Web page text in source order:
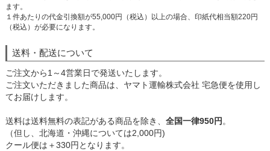
ます。
１件あたりの代金引換額が55,000円（税込）以上の場合、印紙代相当額220円
（税込）が必要になります。
送料・配送について
ご注文から1～4営業日で発送いたします。
ご注文いただきました商品は、ヤマト運輸株式会社 宅急便を使用し
てお届けします。
送料は送料無料の表記がある商品を除き、 全国一律950円 。
（但し、北海道・沖縄については2,000円)
クール便は＋330円となります。